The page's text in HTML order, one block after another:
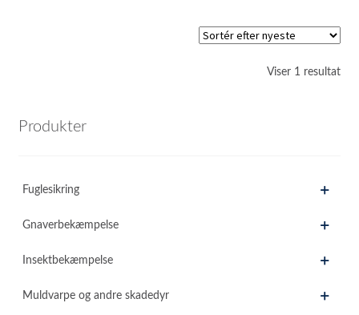
Viser 1 resultat
Produkter
Fuglesikring
Gnaverbekæmpelse
Insektbekæmpelse
Muldvarpe og andre skadedyr